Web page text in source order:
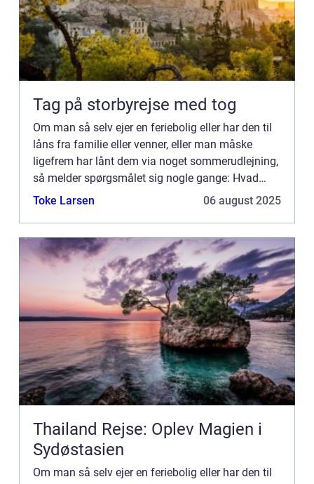
Tag på storbyrejse med tog
Om man så selv ejer en feriebolig eller har den til
låns fra familie eller venner, eller man måske
ligefrem har lånt dem via noget sommerudlejning,
så melder spørgsmålet sig nogle gange: Hvad
skal man nu lav...
Toke Larsen 06 august 2025
Thailand Rejse: Oplev Magien i
Sydøstasien
Om man så selv ejer en feriebolig eller har den til